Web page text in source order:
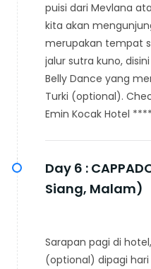
puisi dari Mevlana
kita akan
merupakan tempat
jalur sutra kuno,
Belly Dance yang
Turki (optional).
Emin Kocak Hotel
Day 6 :
Siang, Malam)
Sarapan pagi di
(optional) dipagi